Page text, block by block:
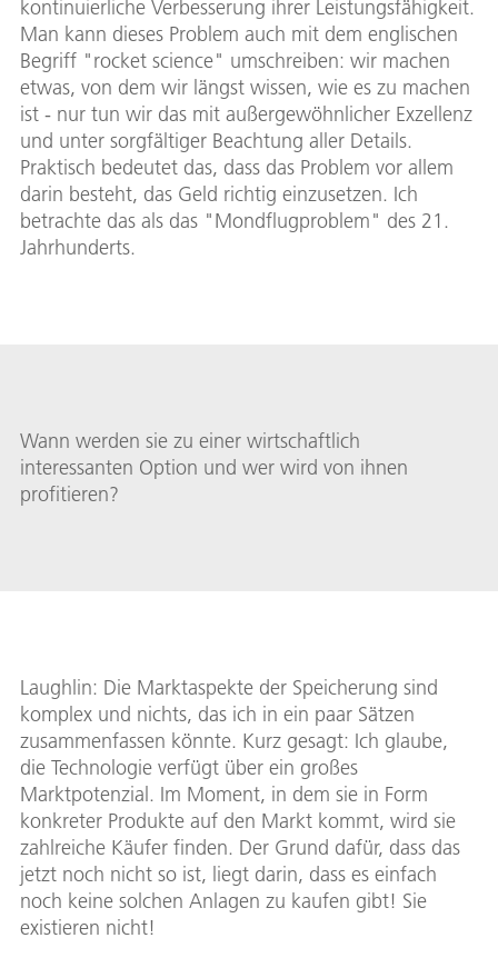
kontinuierliche Verbesserung ihrer Leistungsfähigkeit.
Man kann dieses Problem auch mit dem englischen
Begriff "rocket science" umschreiben: wir machen
etwas, von dem wir längst wissen, wie es zu machen
ist - nur tun wir das mit außergewöhnlicher Exzellenz
und unter sorgfältiger Beachtung aller Details.
Praktisch bedeutet das, dass das Problem vor allem
darin besteht, das Geld richtig einzusetzen. Ich
betrachte das als das "Mondflugproblem" des 21.
Jahrhunderts.
Wann werden sie zu einer wirtschaftlich
interessanten Option und wer wird von ihnen
profitieren?
Laughlin: Die Marktaspekte der Speicherung sind
komplex und nichts, das ich in ein paar Sätzen
zusammenfassen könnte. Kurz gesagt: Ich glaube,
die Technologie verfügt über ein großes
Marktpotenzial. Im Moment, in dem sie in Form
konkreter Produkte auf den Markt kommt, wird sie
zahlreiche Käufer finden. Der Grund dafür, dass das
jetzt noch nicht so ist, liegt darin, dass es einfach
noch keine solchen Anlagen zu kaufen gibt! Sie
existieren nicht!